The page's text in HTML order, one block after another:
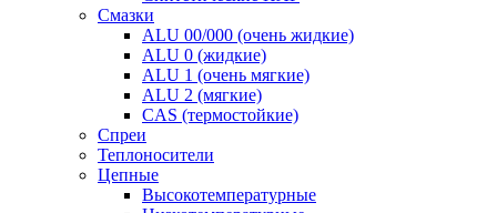
Смазки
ALU 00/000 (очень жидкие)
ALU 0 (жидкие)
ALU 1 (очень мягкие)
ALU 2 (мягкие)
CAS (термостойкие)
Спреи
Теплоносители
Цепные
Высокотемпературные